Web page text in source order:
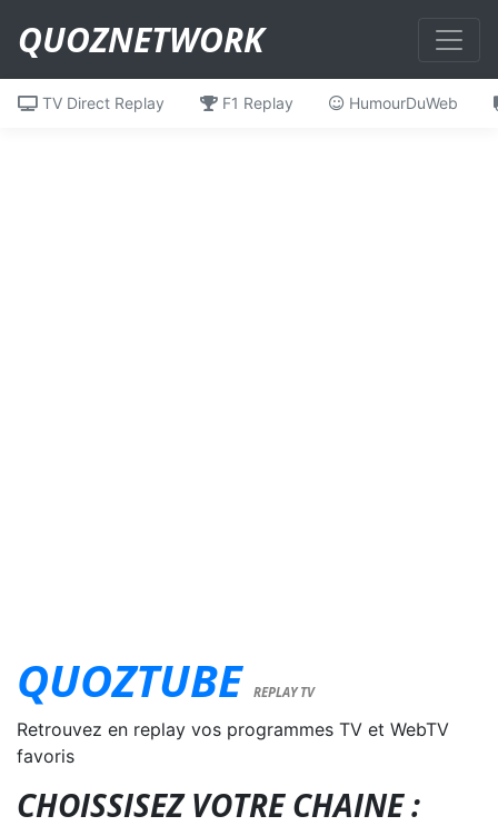
QUOZNETWORK
TV Direct Replay F1 Replay HumourDuWeb
QUOZTUBE REPLAY TV
Retrouvez en replay vos programmes TV et WebTV
favoris
CHOISSISEZ VOTRE CHAINE :